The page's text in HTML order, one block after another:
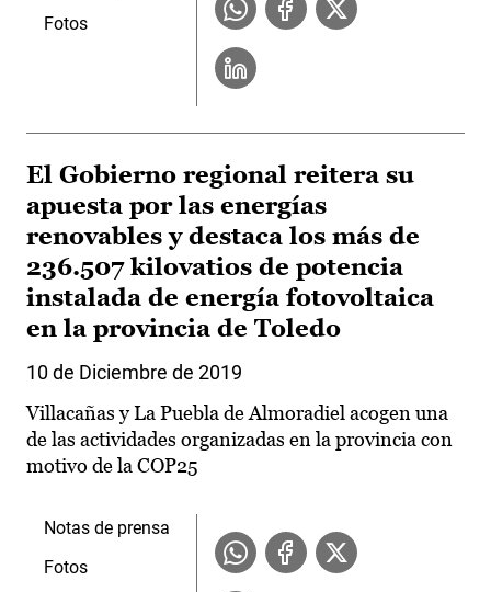
Fotos
El Gobierno regional reitera su
apuesta por las energías
renovables y destaca los más de
236.507 kilovatios de potencia
instalada de energía fotovoltaica
en la provincia de Toledo
10 de Diciembre de 2019
Villacañas y La Puebla de Almoradiel acogen una
de las actividades organizadas en la provincia con
motivo de la COP25
Notas de prensa
Fotos